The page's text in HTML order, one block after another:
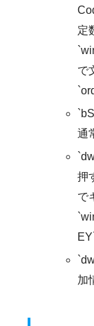
定
で
通
押
で
加